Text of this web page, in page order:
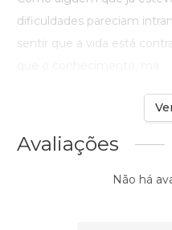
dificuldades pareciam
sentir que a vida está
Avaliações
Não há